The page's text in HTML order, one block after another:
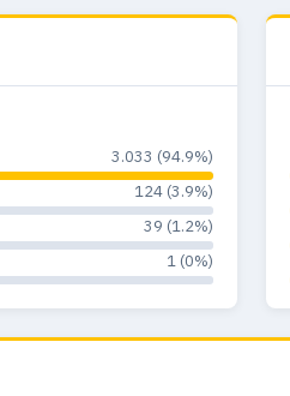
3.033 (94.9%)
124 (3.9%)
39 (1.2%)
1 (0%)